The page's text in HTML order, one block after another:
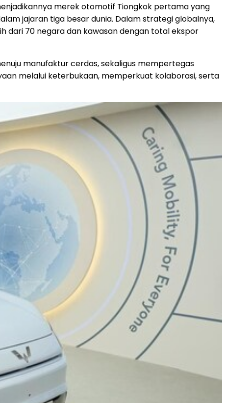
merek otomotif Tiongkok pertama yang
jajaran tiga besar dunia. Dalam strategi globalnya,
dari 70 negara dan kawasan dengan total ekspor
manufaktur cerdas, sekaligus mempertegas
melalui keterbukaan, memperkuat kolaborasi, serta